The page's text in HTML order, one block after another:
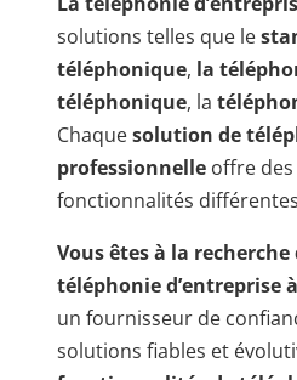
solutions telles que le
téléphonique, la
téléphonique, la
Chaquesolution de
professionnelle offre
fonctionnalités
Vous êtes à la
téléphonie d’entreprise
un fournisseur de
solutions fiables et